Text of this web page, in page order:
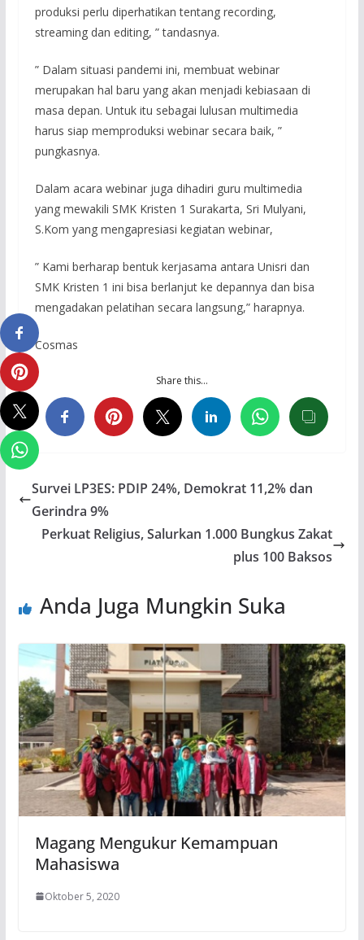
produksi perlu diperhatikan tentang recording,
streaming dan editing, ” tandasnya.
” Dalam situasi pandemi ini, membuat webinar
merupakan hal baru yang akan menjadi kebiasaan di
masa depan. Untuk itu sebagai lulusan multimedia
harus siap memproduksi webinar secara baik, ”
pungkasnya.
Dalam acara webinar juga dihadiri guru multimedia
yang mewakili SMK Kristen 1 Surakarta, Sri Mulyani,
S.Kom yang mengapresiasi kegiatan webinar,
” Kami berharap bentuk kerjasama antara Unisri dan
SMK Kristen 1 ini bisa berlanjut ke depannya dan bisa
mengadakan pelatihan secara langsung,” harapnya.
Cosmas
Share this…
Survei LP3ES: PDIP 24%, Demokrat 11,2% dan
Gerindra 9%
Perkuat Religius, Salurkan 1.000 Bungkus Zakat
plus 100 Baksos
Anda Juga Mungkin Suka
Magang Mengukur Kemampuan
Mahasiswa
Oktober 5, 2020